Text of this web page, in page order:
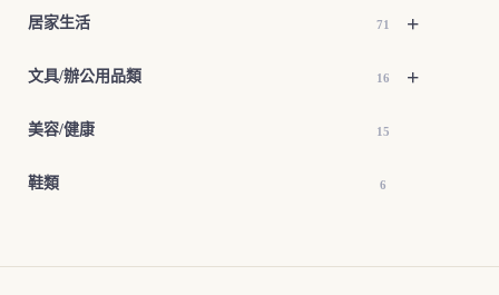
+
居家生活 71
+
文具/辦公用品類 16
美容/健康 15
鞋類 6